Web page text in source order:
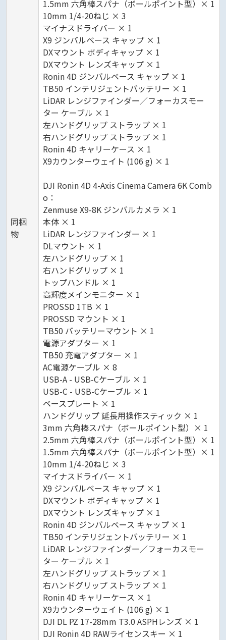
同梱
物
1.5mm 六角棒スパナ（ボールポイント型）× 1
10mm 1/4-20ねじ × 3
マイナスドライバー × 1
X9 ジンバルベース キャップ × 1
DXマウント ボディキャップ × 1
DXマウント レンズキャップ × 1
Ronin 4D ジンバルベース キャップ × 1
TB50 インテリジェントバッテリー × 1
LiDAR レンジファインダー／フォーカスモー
ター ケーブル × 1
左ハンドグリップ ストラップ × 1
右ハンドグリップ ストラップ × 1
Ronin 4D キャリーケース × 1
X9カウンターウェイト (106 g) × 1
DJI Ronin 4D 4-Axis Cinema Camera 6K Comb
o：
Zenmuse X9-8K ジンバルカメラ × 1
本体 × 1
LiDAR レンジファインダー × 1
DLマウント × 1
左ハンドグリップ × 1
右ハンドグリップ × 1
トップハンドル × 1
高輝度メインモニター × 1
PROSSD 1TB × 1
PROSSD マウント × 1
TB50 バッテリーマウント × 1
電源アダプター × 1
TB50 充電アダプター × 1
AC電源ケーブル × 8
USB-A - USB-Cケーブル × 1
USB-C - USB-Cケーブル × 1
ベースプレート × 1
ハンドグリップ 延長用操作スティック × 1
3mm 六角棒スパナ（ボールポイント型）× 1
2.5mm 六角棒スパナ（ボールポイント型）× 1
1.5mm 六角棒スパナ（ボールポイント型）× 1
10mm 1/4-20ねじ × 3
マイナスドライバー × 1
X9 ジンバルベース キャップ × 1
DXマウント ボディキャップ × 1
DXマウント レンズキャップ × 1
Ronin 4D ジンバルベース キャップ × 1
TB50 インテリジェントバッテリー × 1
LiDAR レンジファインダー／フォーカスモー
ター ケーブル × 1
左ハンドグリップ ストラップ × 1
右ハンドグリップ ストラップ × 1
Ronin 4D キャリーケース × 1
X9カウンターウェイト (106 g) × 1
DJI DL PZ 17-28mm T3.0 ASPHレンズ × 1
DJI Ronin 4D RAWライセンスキー × 1